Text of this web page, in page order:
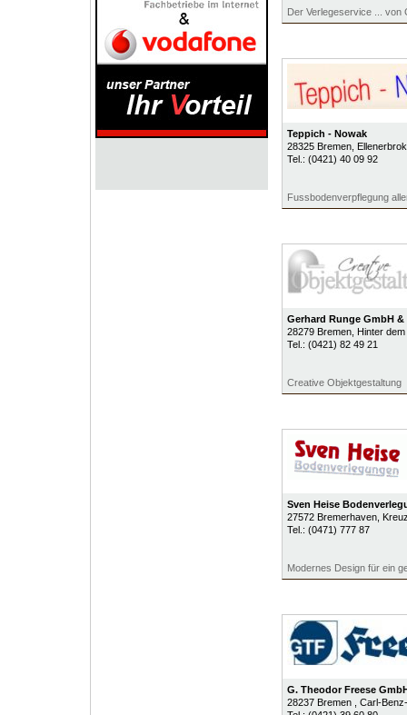
Der Verlegeservice ... von
Teppich - Nowak
28325 Bremen,
Tel.: (0421) 40 09 92
Fussbodenverpflegung
Gerhard Runge GmbH &
28279 Bremen, Hinter
Tel.: (0421) 82 49 21
Creative Objektgestaltung
Sven Heise
27572 Bremerhaven,
Tel.: (0471) 777 87
Modernes Design für ein
G. Theodor Freese
28237 Bremen
, Carl-